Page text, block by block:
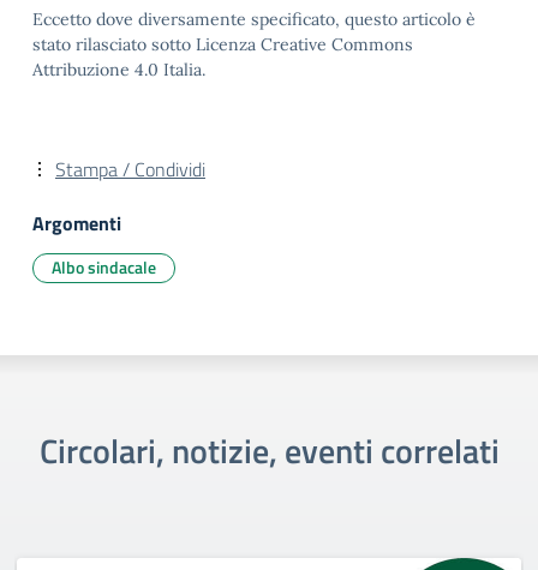
Eccetto dove diversamente specificato, questo articolo è
stato rilasciato sotto Licenza Creative Commons
Attribuzione 4.0 Italia.
Stampa / Condividi
Argomenti
Albo sindacale
Circolari, notizie, eventi correlati